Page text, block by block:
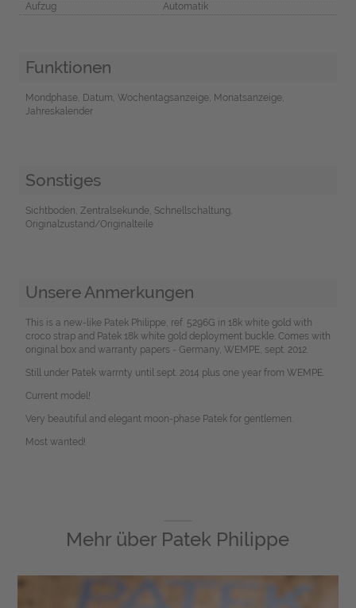
Aufzug
Automatik
Funktionen
Mondphase, Datum, Wochentagsanzeige, Monatsanzeige,
Jahreskalender
Sonstiges
Sichtboden, Zentralsekunde, Schnellschaltung,
Originalzustand/Originalteile
Unsere Anmerkungen
This is a new-like Patek Philippe, ref. 5296G in 18k white gold with
croco strap and Patek 18k white gold deployment buckle. Comes with
original box and warranty papers - Germany, WEMPE, sept. 2012.
Still under Patek warrnty until sept. 2014 plus one year from WEMPE.
Current model!
Very beautiful and elegant moon-phase Patek for gentlemen.
Most wanted!
Mehr über Patek Philippe